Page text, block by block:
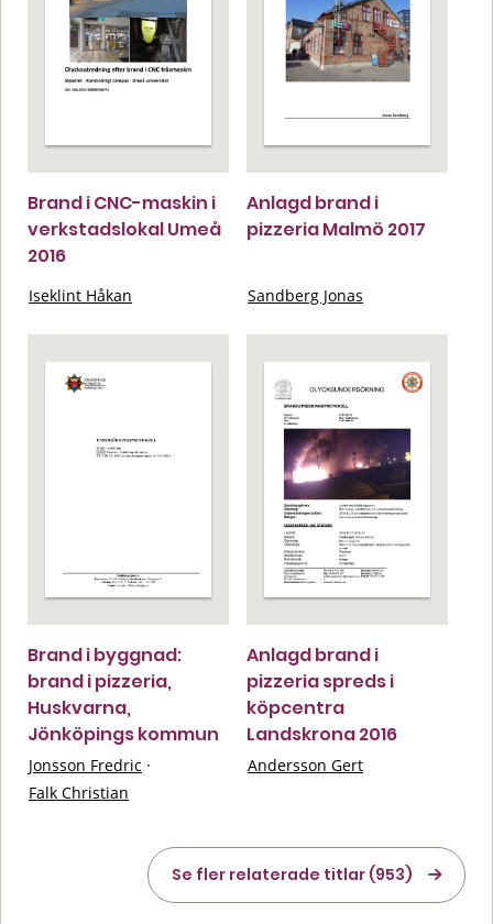
Brand i CNC-maskin i
verkstadslokal Umeå
2016
Iseklint Håkan
Anlagd brand i
pizzeria Malmö 2017
Sandberg Jonas
Brand i byggnad:
brand i pizzeria,
Huskvarna,
Jönköpings kommun
Jonsson Fredric ·
Falk Christian
Anlagd brand i
pizzeria spreds i
köpcentra
Landskrona 2016
Andersson Gert
Se fler relaterade titlar (953)